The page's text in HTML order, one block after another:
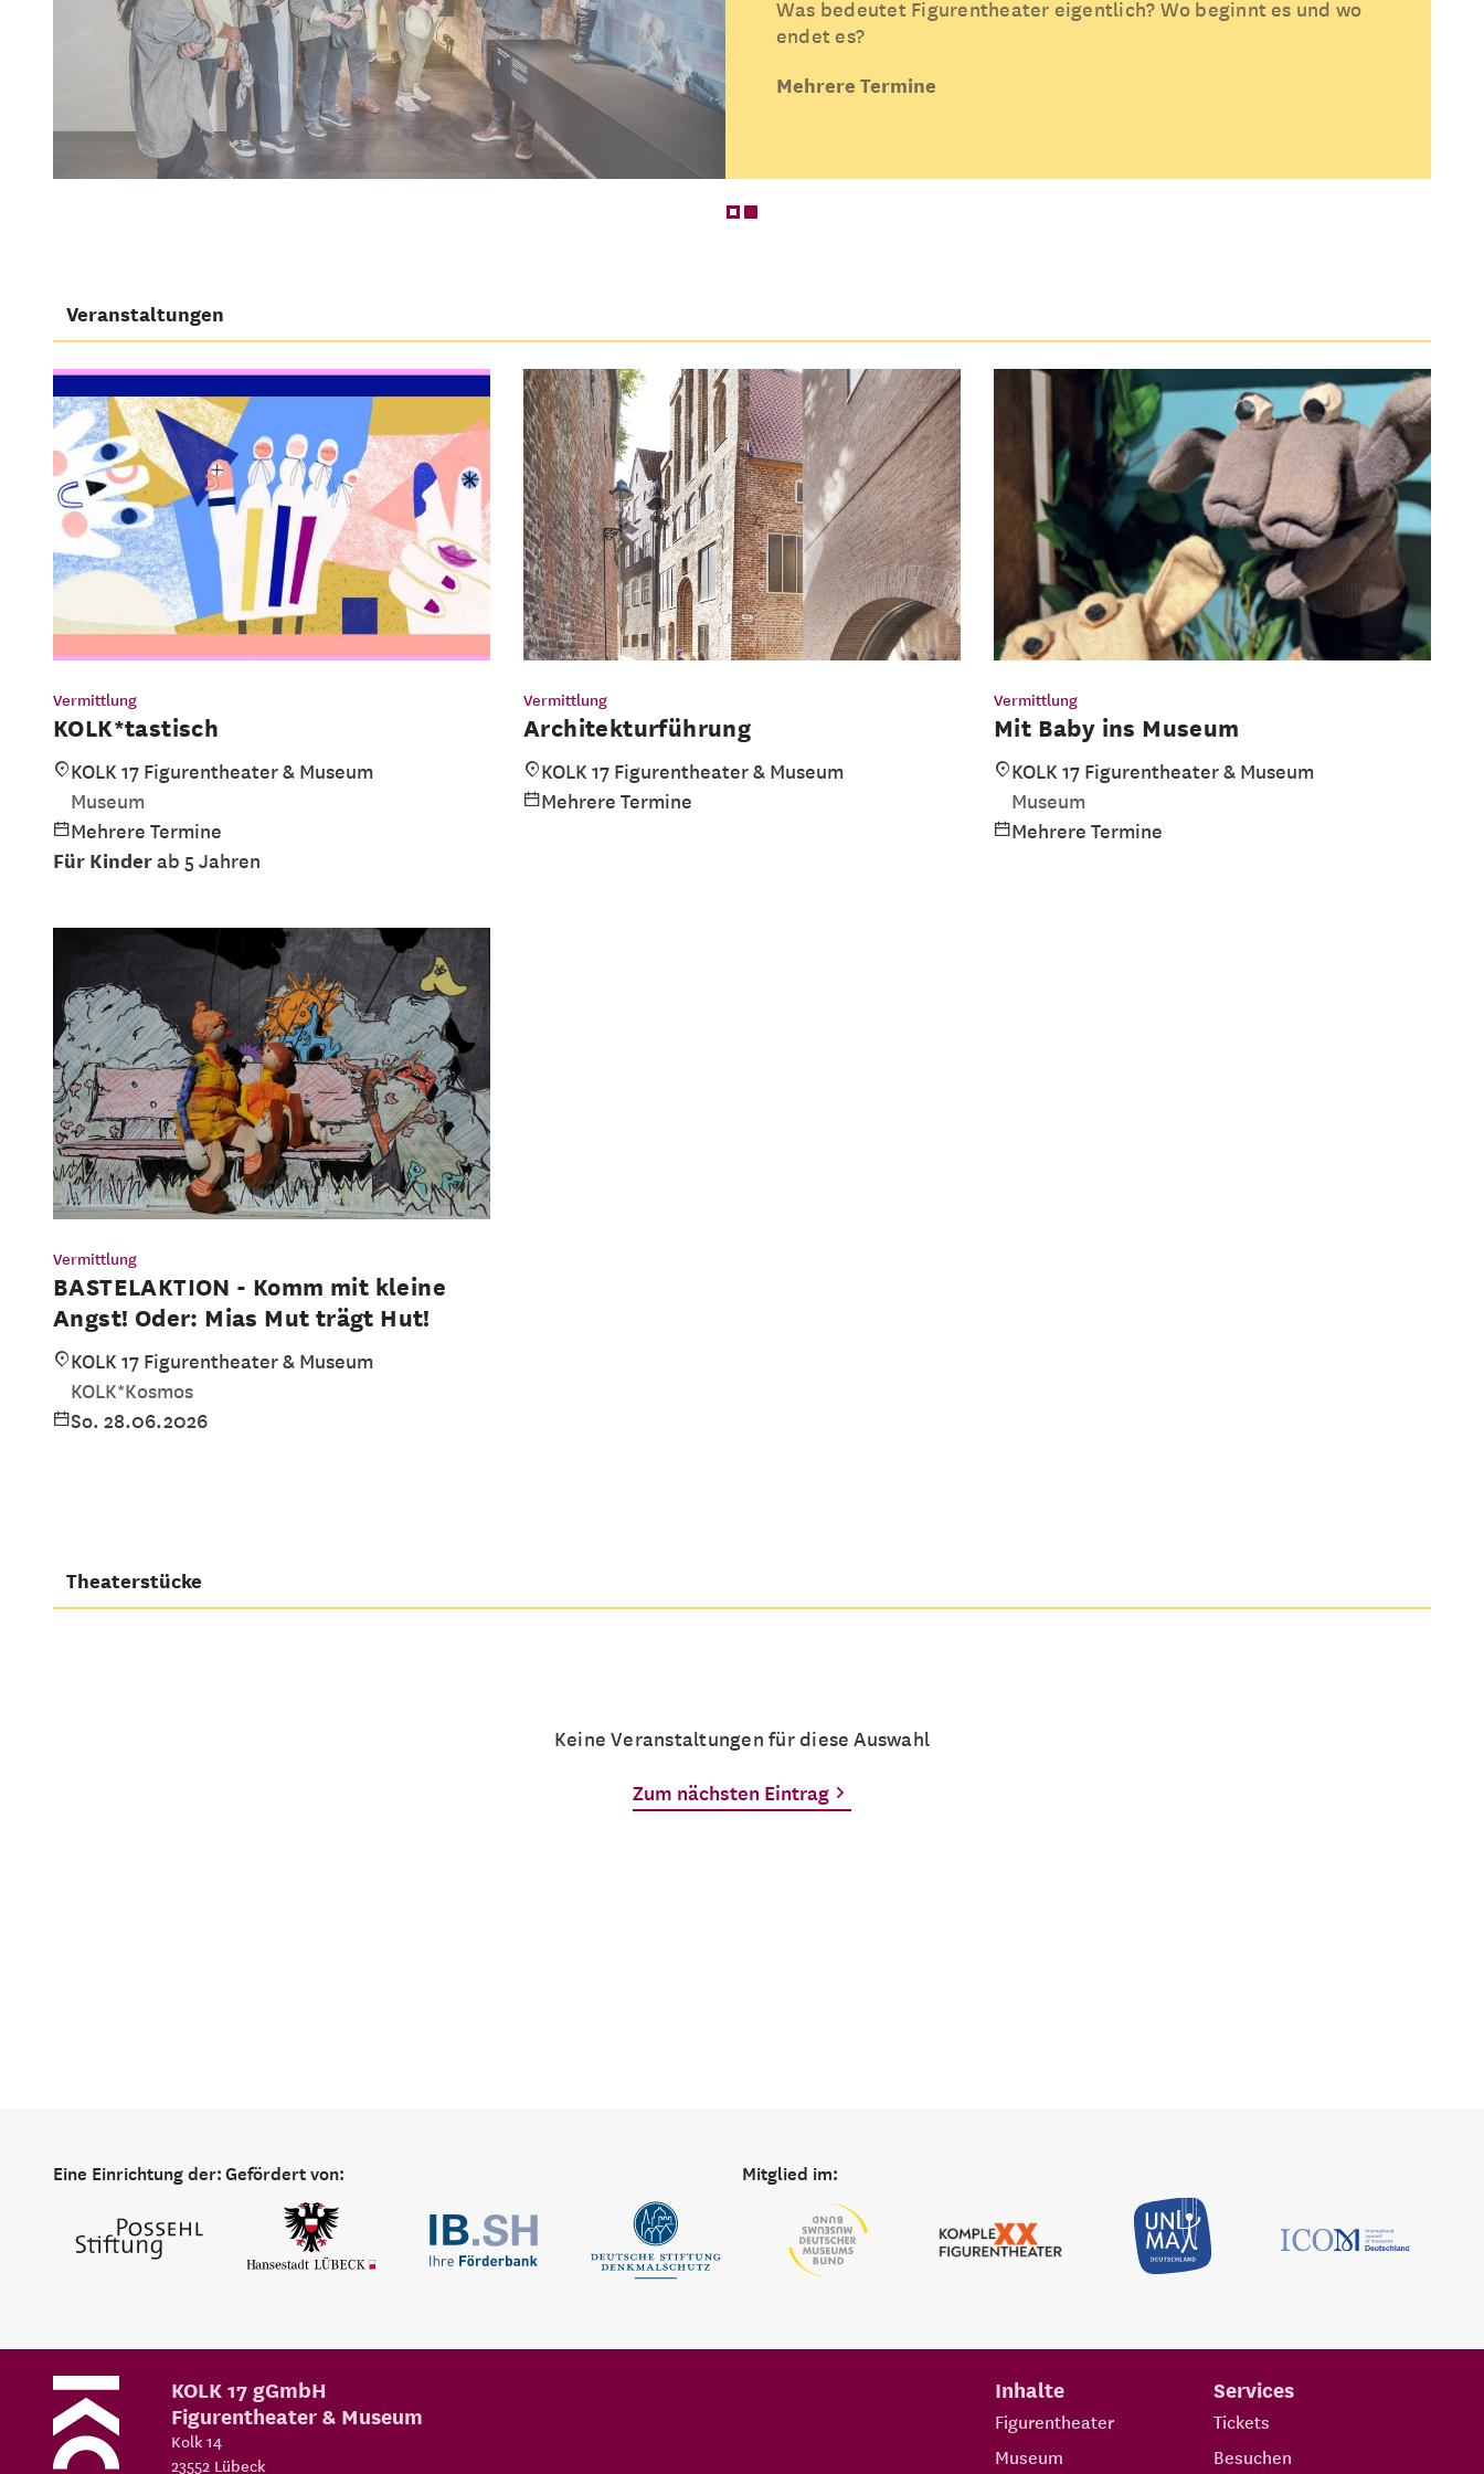
Was bedeutet Figurentheater eigentlich? Wo beginnt es und wo
endet es?
Mehrere Termine
Veranstaltungen
Vermittlung
KOLK*tastisch
KOLK 17 Figurentheater & Museum
Museum
Mehrere Termine
Für Kinderab 5 Jahren
Vermittlung
Architekturführung
KOLK 17 Figurentheater & Museum
Mehrere Termine
Vermittlung
Mit Baby ins Museum
KOLK 17 Figurentheater & Museum
Museum
Mehrere Termine
Vermittlung
BASTELAKTION - Komm mit kleine
Angst! Oder: Mias Mut trägt Hut!
KOLK 17 Figurentheater & Museum
KOLK*Kosmos
So. 28.06.2026
Theaterstücke
Keine Veranstaltungen für diese Auswahl
Zum nächsten Eintrag
Eine Einrichtung der:Gefördert von: Mitglied im:
Inhalte
Figurentheater
Museum
Services
Tickets
Besuchen
KOLK 17 gGmbH
Figurentheater & Museum
Kolk 14
23552 Lübeck